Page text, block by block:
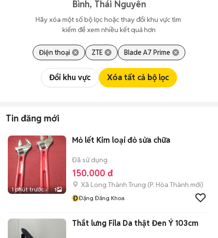
Bình, Thái Nguyên
Hãy xóa một số bộ lọc hoặc thay đổi khu vực tìm
kiếm để xem nhiều kết quả hơn
Điện thoại ZTE Blade A7 Prime
Đổi khu vực Xóa tất cả bộ lọc
Tin đăng mới
1 phút trước 1
Mỏ lết Kim loại đỏ sửa chữa
Đã sử dụng
150.000 đ
Xã Long Thành Trung (P. Hòa Thành mới)
ĐĐặng Đăng Khoa
Thắt lưng Fila Da thật Đen Ý 103cm